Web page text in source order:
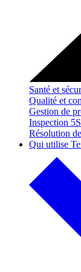
Santé et
Qualité et
Gestion de
Inspection 5S
Résolution
Qui utilise